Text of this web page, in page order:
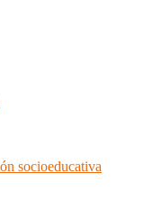
socioeducativa